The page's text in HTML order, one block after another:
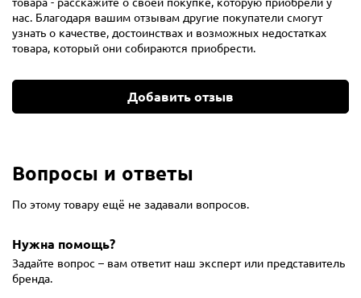
нас. Благодаря вашим отзывам другие покупатели смогут
узнать о качестве, достоинствах и возможных недостатках
товара, который они собираются приобрести.
Добавить отзыв
Вопросы и ответы
По этому товару ещё не задавали вопросов.
Нужна помощь?
Задайте вопрос – вам ответит наш эксперт или представитель
бренда.